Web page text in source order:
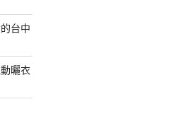
台中
曬衣